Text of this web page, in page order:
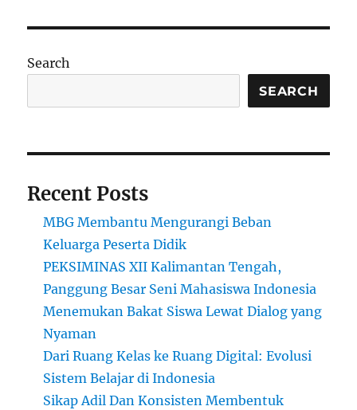
Fisik
Akan
Hilang
Online?
Search
SEARCH
Recent Posts
MBG Membantu Mengurangi Beban
Keluarga Peserta Didik
PEKSIMINAS XII Kalimantan Tengah,
Panggung Besar Seni Mahasiswa Indonesia
Menemukan Bakat Siswa Lewat Dialog yang
Nyaman
Dari Ruang Kelas ke Ruang Digital: Evolusi
Sistem Belajar di Indonesia
Sikap Adil Dan Konsisten Membentuk